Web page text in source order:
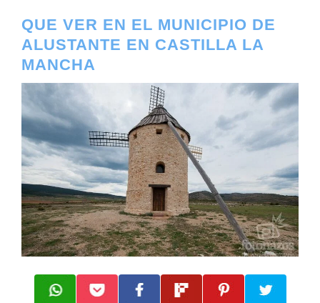
QUE VER EN EL MUNICIPIO DE
ALUSTANTE EN CASTILLA LA
MANCHA